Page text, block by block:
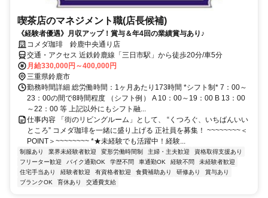
喫茶店のマネジメント職(店長候補)
《経験者優遇》月収アップ！賞与＆年4回の業績賞与あり♪
コメダ珈琲 鈴鹿中央通り店
交通・アクセス 近鉄鈴鹿線「三日市駅」から徒歩20分/車5分
月給330,000円～400,000円
三重県鈴鹿市
勤務時間詳細 総労働時間：1ヶ月あたり173時間 *シフト制* 7：00～
23：00の間で8時間程度 （シフト例） A 10：00～19：00 B 13：00
～22：00 等 上記以外にもシフト融...
仕事内容 「街のリビングルーム」として、 “くつろぐ、いちばんいい
ところ” コメダ珈琲を一緒に盛り上げる 正社員を募集！ ~~~~~~~~＜
POINT＞~~~~~~~~ *★未経験でも活躍中！経験...
制服あり 業界未経験者歓迎 変形労働時間制 主婦・主夫歓迎
資格取得支援あり
フリーター歓迎
バイク通勤OK 学歴不問 車通勤OK 経験不問
未経験者歓迎
住宅手当あり
経験者歓迎 有資格者歓迎 食費補助あり 研修あり
賞与あり
ブランクOK
育休あり 交通費支給